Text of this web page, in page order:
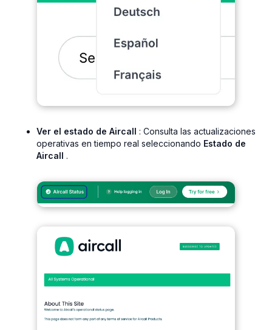
Ver el estado de Aircall : Consulta las actualizaciones
operativas en tiempo real seleccionando Estado de
Aircall .